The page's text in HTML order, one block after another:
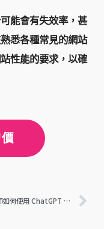
能會有失效率，甚
悉各種常見的網站
性能的要求，以確
室內設計師如何使用 ChatGPT 進行 SEO 優化？